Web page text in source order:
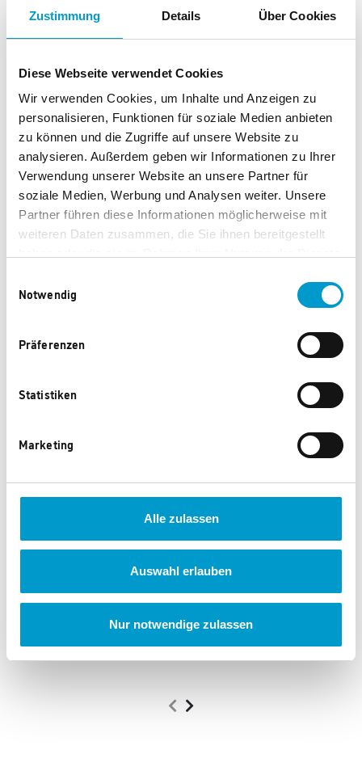
Zustimmung Details Über Cookies
Diese Webseite verwendet Cookies
Wir verwenden Cookies, um Inhalte und Anzeigen zu
personalisieren, Funktionen für soziale Medien anbieten
zu können und die Zugriffe auf unsere Website zu
analysieren. Außerdem geben wir Informationen zu Ihrer
Verwendung unserer Website an unsere Partner für
soziale Medien, Werbung und Analysen weiter. Unsere
Partner führen diese Informationen möglicherweise mit
weiteren Daten zusammen, die Sie ihnen bereitgestellt
Notwendig
Präferenzen
Statistiken
Marketing
Alle zulassen
Auswahl erlauben
Nur notwendige zulassen
Ein dynamisches Indoor-Spielzeug in klassischem Weiß-
Schwarz, das kleine Fußballfans begeistert und jede
Menge Bewegung, Action und leuchtende
Spielmomente ins Zuhause bringt.
Schwebender Indoor Hover Fußball
Mischung aus Fußball und Air Hockey
Mehrfarbige LED Beleuchtung
Maße: 17,8 x 17,8 x 6,7 cm
Gewicht: 0,09 kg
Altersempfehlung: Ab 3 Jahren
gefallen.
Schildkröt Tragbares
Fussballtor XL
5.295 Punkte
Dunlop Fußballtor-Set
3.865 Punkte